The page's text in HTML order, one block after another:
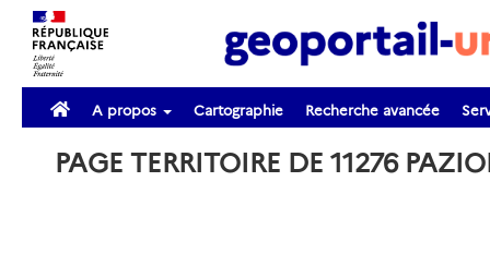
A propos Cartographie Recherche avancée
PAGE TERRITOIRE DE 11276